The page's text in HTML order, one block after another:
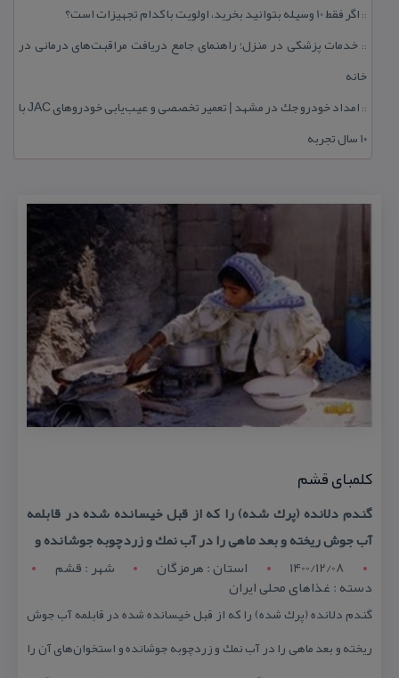
:: اگر فقط 10 وسیله بتوانید بخرید، اولویت با كدام تجهیزات است؟
:: خدمات پزشكی در منزل؛ راهنمای جامع دریافت مراقبت‌های درمانی در
خانه
::
امداد خودرو جك در مشهد | تعمیر تخصصی و عیب‌یابی خودروهای JAC با
۱۰ سال تجربه
كلمبای قشم
گندم دلانده (پرك شده) را كه از قبل خیسانده شده در قابلمه
آب جوش ریخته و بعد ماهی را در آب نمك و زردچوبه جوشانده و
1400/12/08
استان : هرمزگان شهر : قشم
دسته : غذاهای محلی ایران
گندم دلانده (پرك شده) را كه از قبل خیسانده شده در قابلمه آب جوش
ریخته و بعد ماهی را در آب نمك و زردچوبه جوشانده و استخوان‌های آن را